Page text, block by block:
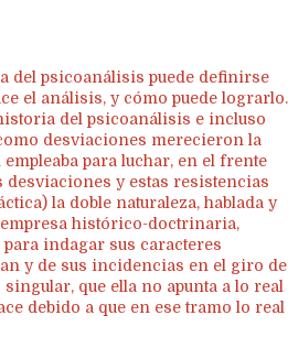
del psicoanálisis puede definirse
el análisis, y cómo puede lograrlo.
del psicoanálisis e incluso
desviaciones merecieron la
para luchar, en el frente
y estas resistencias
la doble naturaleza, hablada y
empresa histórico-doctrinaria,
indagar sus caracteres
y de sus incidencias en el giro de
que ella no apunta a lo real
debido a que en ese tramo lo real